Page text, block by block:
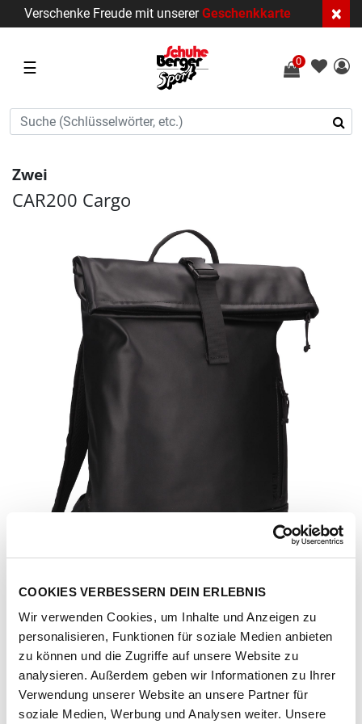
COOKIES VERBESSERN DEIN ERLEBNIS
Wir verwenden Cookies, um Inhalte und Anzeigen zu
personalisieren, Funktionen für soziale Medien anbieten
zu können und die Zugriffe auf unsere Website zu
analysieren. Außerdem geben wir Informationen zu Ihrer
Verwendung unserer Website an unsere Partner für
soziale Medien, Werbung und Analysen weiter. Unsere
Verschenke Freude mit unsererGeschenkkarte ×
☰ 0
Zwei
CAR200 Cargo
Artikel-Nr.157565-1011-1001